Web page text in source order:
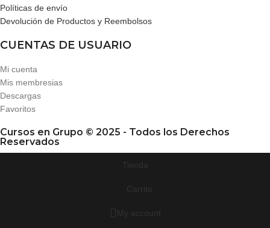
Políticas de envío
Devolución de Productos y Reembolsos
CUENTAS DE USUARIO
Mi cuenta
Mis membresias
Descargas
Favoritos
Cursos en Grupo © 2025 - Todos los Derechos
Reservados
Tienda
Carrito
My account